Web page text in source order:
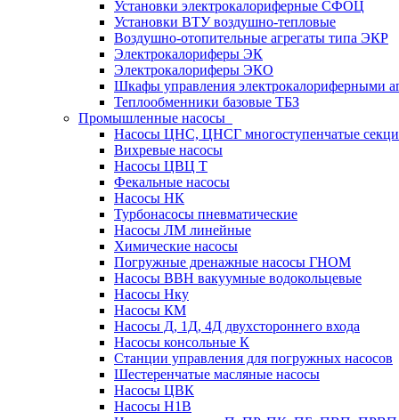
Установки электрокалориферные СФОЦ
Установки ВТУ воздушно-тепловые
Воздушно-отопительные агрегаты типа ЭКР
Электрокалориферы ЭК
Электрокалориферы ЭКО
Шкафы управления электрокалориферными
Теплообменники базовые ТБЗ
Промышленные насосы
Насосы ЦНС, ЦНСГ многоступенчатые
Вихревые насосы
Насосы ЦВЦ Т
Фекальные насосы
Насосы НК
Турбонасосы пневматические
Насосы ЛМ линейные
Химические насосы
Погружные дренажные насосы ГНОМ
Насосы ВВН вакуумные водокольцевые
Насосы Нку
Насосы КМ
Насосы Д, 1Д, 4Д двухстороннего входа
Насосы консольные К
Станции управления для погружных насосов
Шестеренчатые масляные насосы
Насосы ЦВК
Насосы Н1В